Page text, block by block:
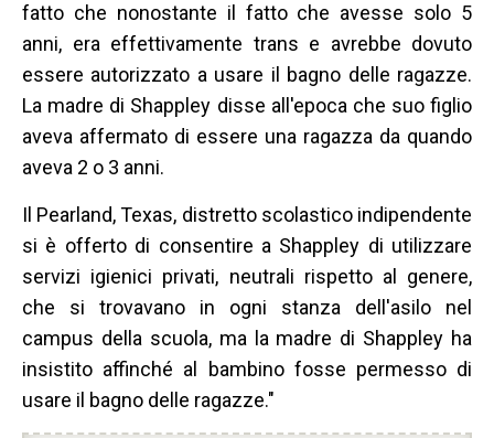
fatto che nonostante il fatto che avesse solo 5
anni, era effettivamente trans e avrebbe dovuto
essere autorizzato a usare il bagno delle ragazze.
La madre di Shappley disse all'epoca che suo figlio
aveva affermato di essere una ragazza da quando
aveva 2 o 3 anni.
Il Pearland, Texas, distretto scolastico indipendente
si è offerto di consentire a Shappley di utilizzare
servizi igienici privati, neutrali rispetto al genere,
che si trovavano in ogni stanza dell'asilo nel
campus della scuola, ma la madre di Shappley ha
insistito affinché al bambino fosse permesso di
usare il bagno delle ragazze."